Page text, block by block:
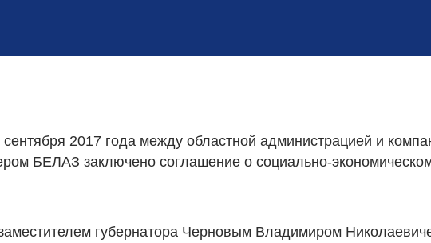
2017 года между областной администрацией и
БЕЛАЗ заключено соглашение о социально-
губернатора Черновым Владимиром